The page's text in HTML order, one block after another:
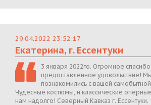
29.04.2022 23:52:17
Екатерина, г. Ессентуки
3 января 2022го. Огромное спасибо
предоставленное удовольствие!
познакомились с вашей самобытной
Чудесные костюмы, и классические
нам надолго! Северный Кавказ г. Ессентуки.